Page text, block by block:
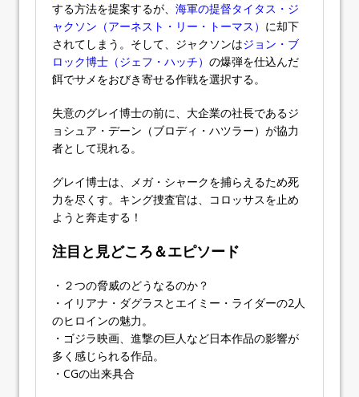
する方法を提案するが、 海軍の提督タイタス・ジ
ャクソン（アーネスト・リー・トーマス） に却下
されてしまう。そして、ジャクソンはジョン・ブ
ロック博士（ジェフ・ハッチ） の爆弾を仕込んだ
餌でサメをおびき寄せる作戦を選択する。
失意のグレイ博士の前に、大企業の社長であるジ
ョシュア・デーン（ブロディ・ハツラー）が協力
者として現れる。
グレイ博士は、メガ・シャークを捕らえるため死
力を尽くす。キング捜査官は、コロッサスを止め
ようと奔走する！
注目と見どころ＆エピソード
・２つの脅威のどうなるのか？
・イリアナ・ダグラスとエイミー・ライダーの2人
のヒロインの魅力。
・ゴジラ映画、進撃の巨人など日本作品の影響が
多く感じられる作品。
・CGの出来具合